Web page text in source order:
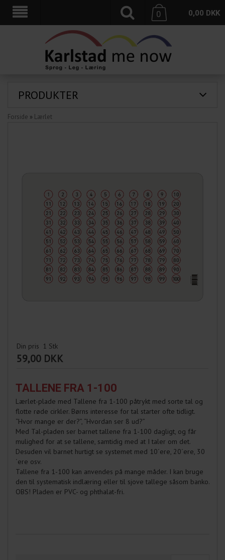
0,00 DKK
0
PRODUKTER
Forside » Lærlet
Din pris 1 Stk
59,00 DKK
TALLENE FRA 1-100
Lærlet-plade med Tallene fra 1-100 påtrykt med sorte tal og
flotte røde cirkler. Børns interesse for tal starter ofte tidligt.
“Hvor mange er der?”, “Hvordan ser 8 ud?”
Med Tal-pladen ser barnet tallene fra 1-100 dagligt, og får
mulighed for at se tallene, samtidig med at I taler om det.
Desuden vil barnet hurtigt se systemet med 10´ere, 20´ere, 30
´ere osv.
Tallene fra 1-100 kan anvendes på mange måder. I kan bruge
den til systematisk indlæring eller til sjove tallege såsom banko.
OBS! Pladen er PVC- og phthalat-fri.